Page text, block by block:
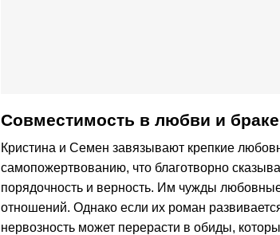
Совместимость в любви и
Кристина и Семен завязывают крепкие
самопожертвованию, что благотворно
порядочность и верность. Им чужды
отношений. Однако если их роман
нервозность может перерасти в обиды,